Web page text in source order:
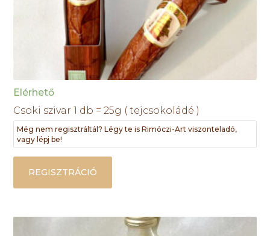
Elérhető
Csoki szivar 1 db = 25g ( tejcsokoládé )
Még nem regisztráltál? Légy te is Rimóczi-Art viszonteladó,
vagy lépj be!
REGISZTRÁCIÓ